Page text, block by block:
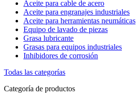
Aceite para cable de acero
Aceite para engranajes industriales
Aceite para herramientas neumáticas
Equipo de lavado de piezas
Grasa lubricante
Grasas para equipos industriales
Inhibidores de corrosión
Todas las categorías
Categoría de productos